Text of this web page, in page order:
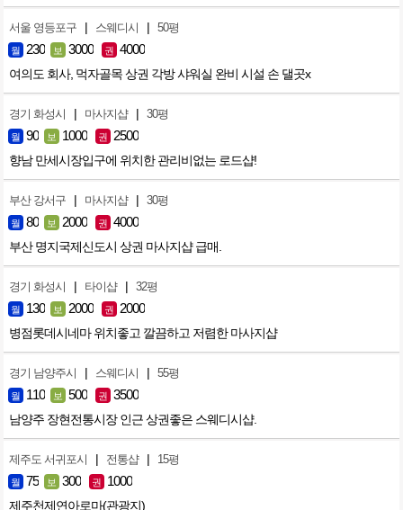
서울 영등포구 | 스웨디시 | 50평
월 230 보 3000 권 4000
여의도 회사, 먹자골목 상권 각방 샤워실 완비 시설 손 댈곳x
경기 화성시 | 마사지샵 | 30평
월 90 보 1000 권 2500
향남 만세시장입구에 위치한 관리비없는 로드샵!
부산 강서구 | 마사지샵 | 30평
월 80 보 2000 권 4000
부산 명지국제신도시 상권 마사지샵 급매.
경기 화성시 | 타이샵 | 32평
월 130 보 2000 권 2000
병점롯데시네마 위치좋고 깔끔하고 저렴한 마사지샵
경기 남양주시 | 스웨디시 | 55평
월 110 보 500 권 3500
남양주 장현전통시장 인근 상권좋은 스웨디시샵.
제주도 서귀포시 | 전통샵 | 15평
월 75 보 300 권 1000
제주천제연아로마(관광지)